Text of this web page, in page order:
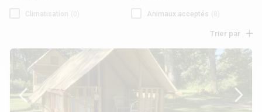
Climatisation Animaux acceptés
Trier par